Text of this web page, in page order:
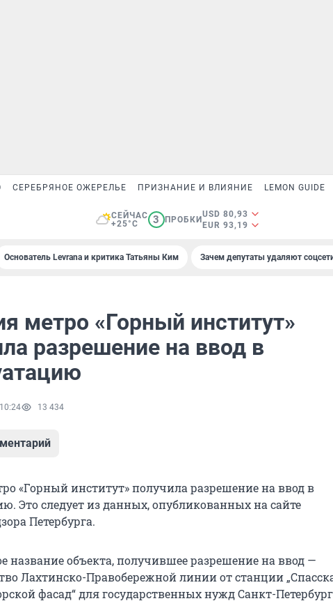
СЕРЕБРЯНОЕ ОЖЕРЕЛЬЕ ПРИЗНАНИЕ И ВЛИЯНИЕ LEMON GUIDE
СЕЙЧАС
+25°C
3 ПРОБКИ
USD 80,93
EUR 93,19
Основатель Levrana и критика Татьяны Ким Зачем депутаты удаляют
метро «Горный институт»
разрешение на ввод в
13 434
«Горный институт» получила разрешение на ввод в
Это следует из данных, опубликованных на сайте
Петербурга.
название объекта, получившее разрешение на ввод —
Лахтинско-Правобережной линии от станции
фасад“ для государственных нужд Санкт-